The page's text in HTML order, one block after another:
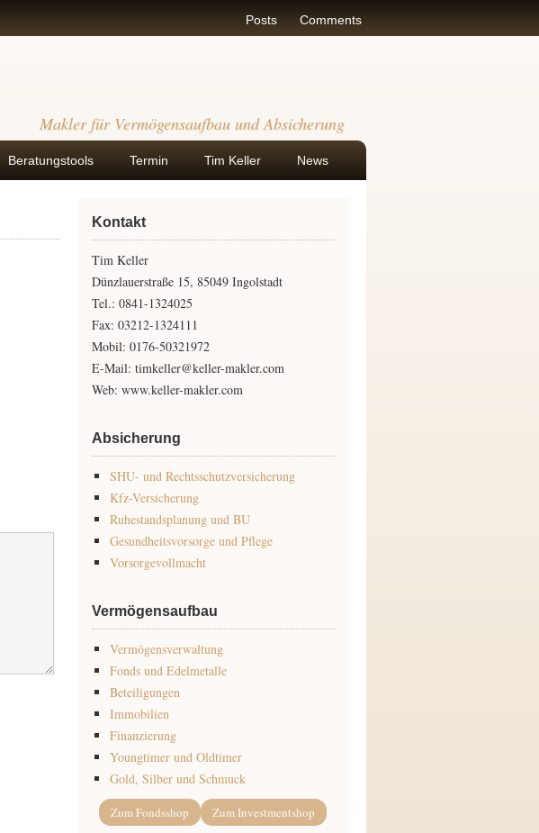
Posts Comments
Makler für Vermögensaufbau und Absicherung
Beratungstools Termin Tim Keller News
Kontakt
Tim Keller
Dünzlauerstraße 15, 85049 Ingolstadt
Tel.: 0841-1324025
Fax: 03212-1324111
Mobil: 0176-50321972
E-Mail: timkeller@keller-makler.com
Web: www.keller-makler.com
Absicherung
SHU- und Rechtsschutzversicherung
Kfz-Versicherung
Ruhestandsplanung und BU
Gesundheitsvorsorge und Pflege
Vorsorgevollmacht
Vermögensaufbau
Vermögensverwaltung
Fonds und Edelmetalle
Beteiligungen
Immobilien
Finanzierung
Youngtimer und Oldtimer
Gold, Silber und Schmuck
Zum Fondsshop Zum Investmentshop